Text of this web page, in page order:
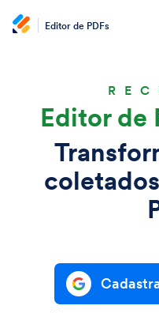
Editor de PDFs
Editor de